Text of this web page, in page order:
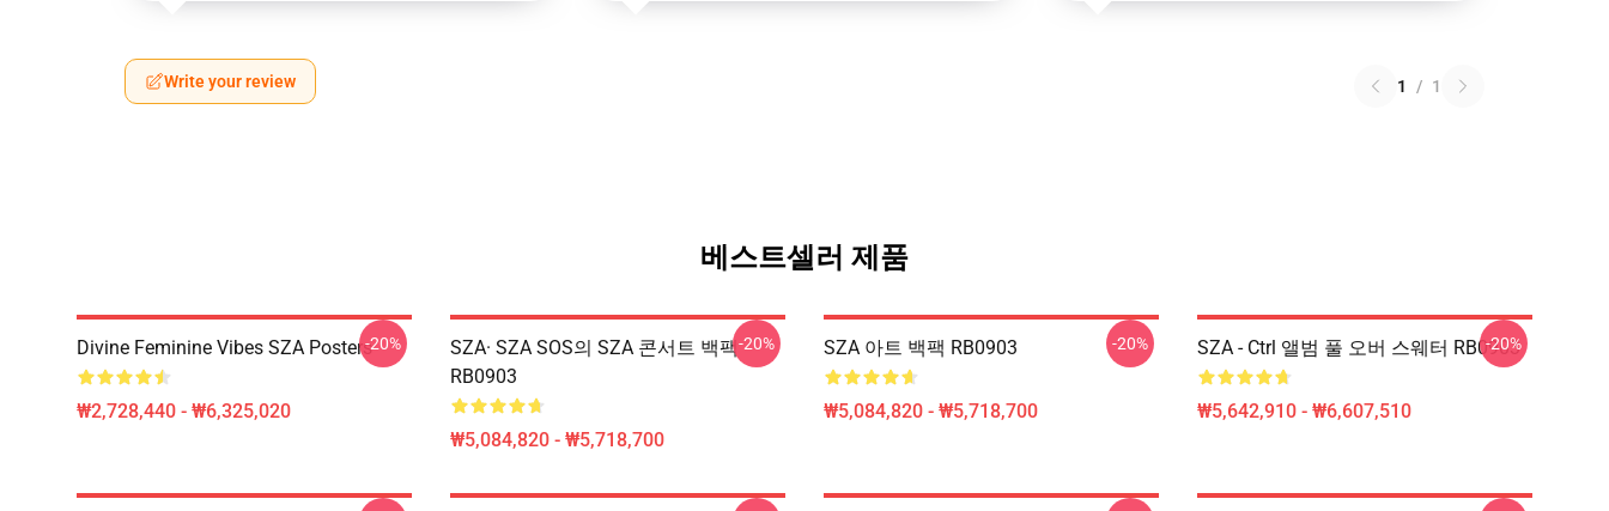
Write your review 1 / 1
베스트셀러 제품
Divine Feminine Vibes SZA Posters
₩2,728,440 - ₩6,325,020
-20%
SZA· SZA SOS의 SZA 콘서트 백팩
RB0903
₩5,084,820 - ₩5,718,700
-20% SZA 아트 백팩 RB0903
₩5,084,820 - ₩5,718,700
-20% SZA - Ctrl 앨범 풀 오버 스웨터 RB0903
₩5,642,910 - ₩6,607,510
-20%